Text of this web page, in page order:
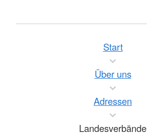
Start
Über uns
Adressen
Landesverbände